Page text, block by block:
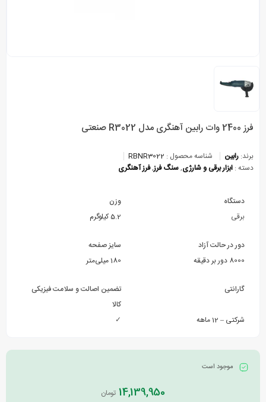
فرز 2400 وات رابین آهنگری مدل R3022 صنعتی
برند: رابین شناسه محصول : RBNR3022
دسته : ابزار برقی و شارژی,سنگ فرز,فرز آهنگری
دستگاه
برقی
وزن
5.2 کیلوگرم
دور در حالت آزاد
8000 دور بر دقیقه
سایز صفحه
180 میلی‌متر
گارانتی
شرکتی – 12 ماهه
تضمین اصالت و سلامت فیزیکی
کالا
✓
موجود است
14,139,950 تومان